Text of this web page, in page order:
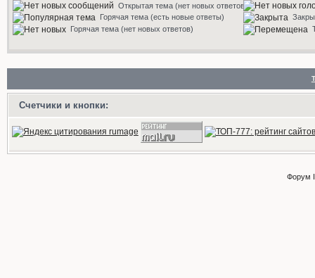
Открытая тема (нет новых ответов)
Горячая тема (есть новые ответы)
Горячая тема (нет новых ответов)
Счетчики и кнопки:
Форум